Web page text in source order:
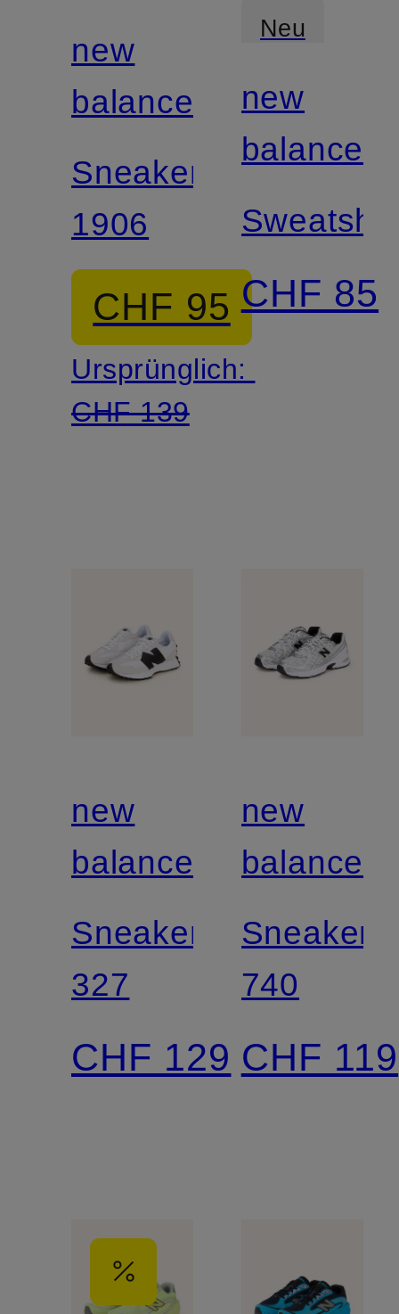
new
balance
Sneaker
1906
CHF 95
Ursprünglich:
CHF 139
Neu
new
balance
CHF 85
new
balance
Sneaker
327
CHF 129
new
balance
Sneaker
740
CHF 119